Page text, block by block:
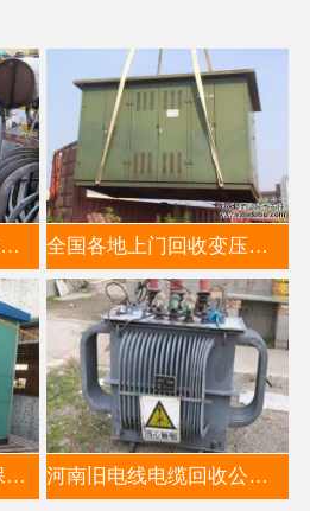
山东废旧变压器回收价格分析-推荐山东变压器回收公司 全国各地上门回收变压器公司电话13521663353（高价上门回
保定变压器回收公司 保定电缆回收公司 保定上门收购变 河南旧电线电缆回收公司,河南变压器回收公司